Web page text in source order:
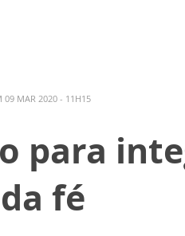
09 MAR 2020 - 11H15
para
fé